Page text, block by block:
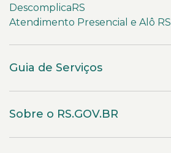
DescomplicaRS
Atendimento Presencial e Alô RS
Guia de Serviços
Sobre o RS.GOV.BR